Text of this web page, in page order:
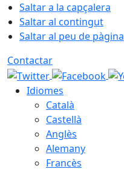
Saltar a la capçalera
Saltar al contingut
Saltar al peu de pàgina
Contactar
Idiomes
Català
Castellà
Anglès
Alemany
Francès